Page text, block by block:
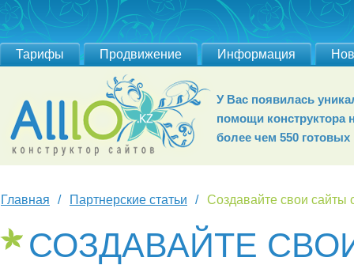
Тарифы Продвижение Информация
У Вас появилась
помощи конструктора
более чем 550
Главная Партнерские статьи Создавайте свои сайты
СОЗДАВАЙТЕ